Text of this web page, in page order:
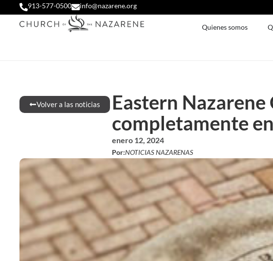
913-577-0500 info@nazarene.org
Quienes somos
Volver a las noticias
Eastern
completamente
enero 12, 2024
Por:NOTICIAS NAZARENAS